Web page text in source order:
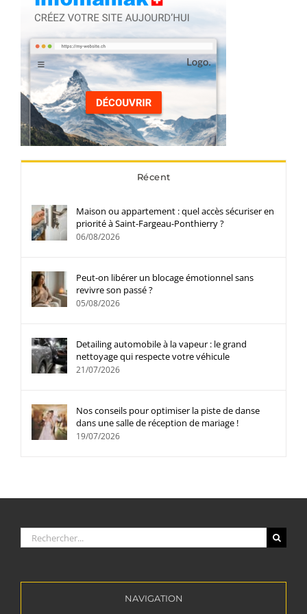
Récent
Maison ou appartement : quel accès sécuriser en
priorité à Saint-Fargeau-Ponthierry ?
06/08/2026
Peut-on libérer un blocage émotionnel sans
revivre son passé ?
05/08/2026
Detailing automobile à la vapeur : le grand
nettoyage qui respecte votre véhicule
21/07/2026
Nos conseils pour optimiser la piste de danse
dans une salle de réception de mariage !
19/07/2026
Rechercher:
NAVIGATION